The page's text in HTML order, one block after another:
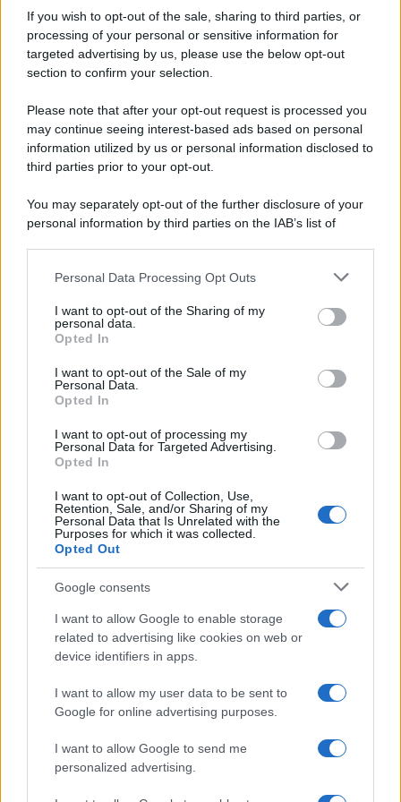
If you wish to opt-out of the sale, sharing to third parties, or
processing of your personal or sensitive information for
targeted advertising by us, please use the below opt-out
section to confirm your selection.
Please note that after your opt-out request is processed you
may continue seeing interest-based ads based on personal
information utilized by us or personal information disclosed to
third parties prior to your opt-out.
You may separately opt-out of the further disclosure of your
personal information by third parties on the IAB’s list of
This information may also be disclosed by us to third parties
disclose it to other third parties.
Please note that this website/app uses one or more Google
services and may gather and store information including but
not limited to your visit or usage behaviour. You may click to
grant or deny consent to Google and its third-party tags to
consent section.
Personal Data Processing Opt Outs
I want to opt-out of the Sharing of my
personal data.
Opted In
I want to opt-out of the Sale of my
Personal Data.
Opted In
I want to opt-out of processing my
Personal Data for Targeted Advertising.
Opted In
I want to opt-out of Collection, Use,
Retention, Sale, and/or Sharing of my
Personal Data that Is Unrelated with the
Purposes for which it was collected.
Opted Out
Google consents
I want to allow Google to enable storage
related to advertising like cookies on web or
device identifiers in apps.
I want to allow my user data to be sent to
Google for online advertising purposes.
I want to allow Google to send me
personalized advertising.
gravoso.
Passaro si è fidanzato? Lui rompe
il silenzio
Manuela Carriero e Francesco
Chiofalo: “Saremo genitori in età
avanzata”
Senza Cri dopo la rimozione del
le cicatrici…”
Temptation island, Karina
Bisciglia? La risposta spiazza
Grande Fratello: Federica Rosatelli torna a
parlare dell’episodio del bicchiere lanciato
Uomini e Donne, gossip su Asmaa e Cristiano: